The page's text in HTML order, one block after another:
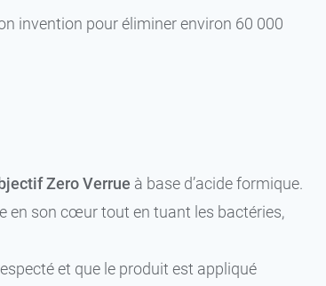
invention pour éliminer environ 60 000
Zero Verrue à base d’acide formique.
en son cœur tout en tuant les bactéries,
et que le produit est appliqué